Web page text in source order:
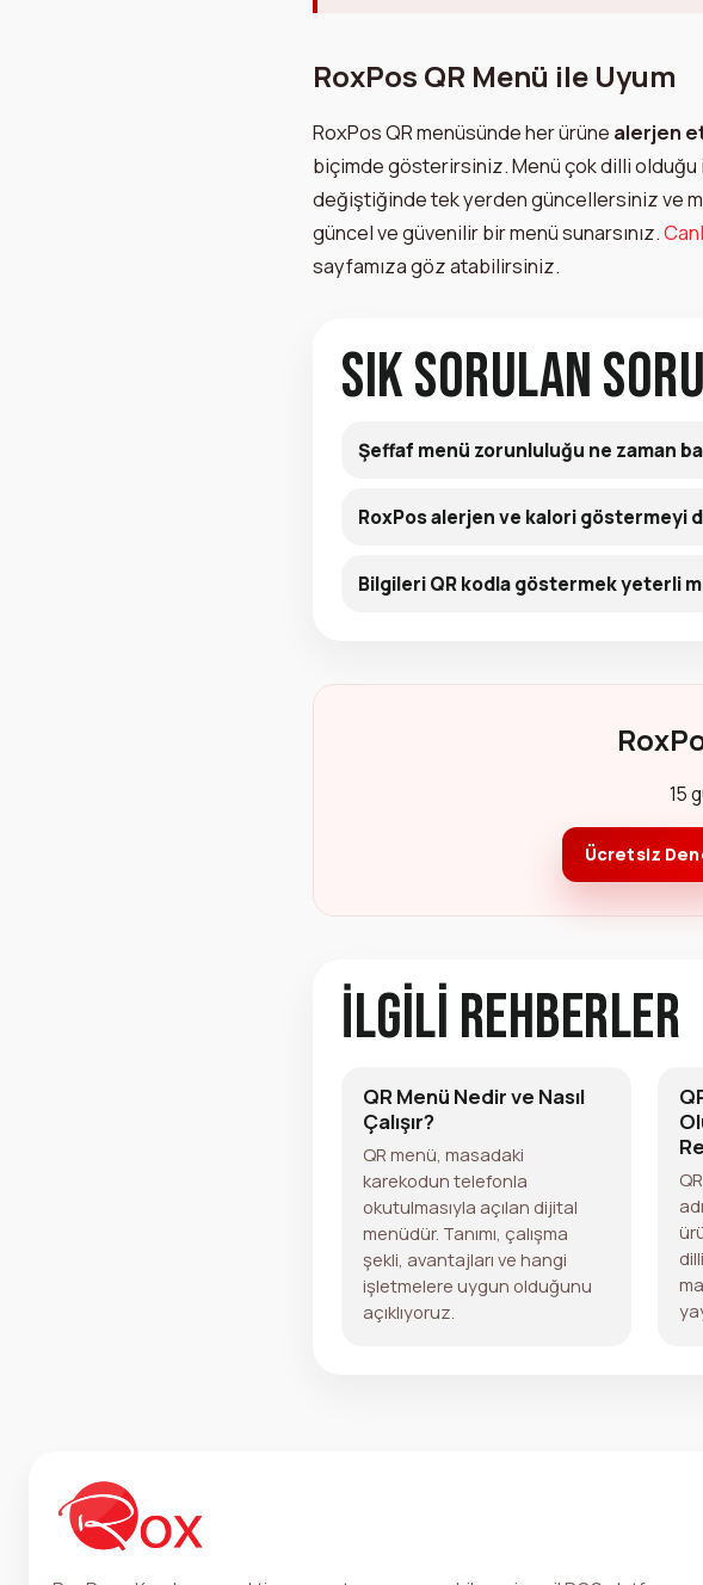
RoxPos QR Menü ile Uyum
RoxPos QR menüsünde her ürüne alerjen
biçimde gösterirsiniz. Menü çok dilli
değiştiğinde tek yerden güncellersiniz ve
güncel ve güvenilir bir menü sunarsınız.
sayfamıza göz atabilirsiniz.
Sık Sorulan
Şeffaf menü zorunluluğu ne zaman
RoxPos alerjen ve kalori göstermeyi
Bilgileri QR kodla göstermek yeterli
15
Ücretsiz
İlgili Rehberler
QR Menü Nedir ve Nasıl
Çalışır?
QR menü, masadaki
karekodun telefonla
okutulmasıyla açılan dijital
menüdür. Tanımı, çalışma
şekli, avantajları ve hangi
işletmelere uygun olduğunu
açıklıyoruz.